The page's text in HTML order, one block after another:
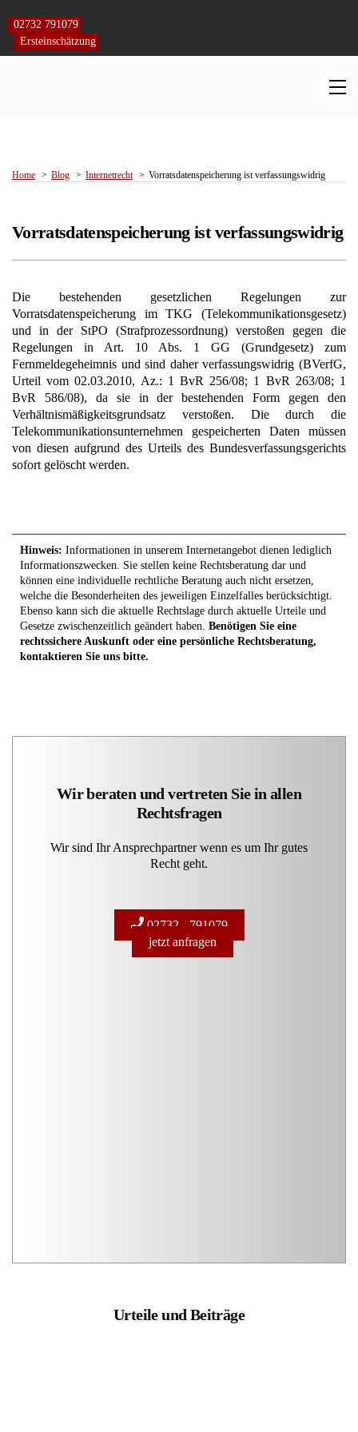
content
02732 791079
Ersteinschätzung
Home Blog Internetrecht Vorratsdatenspeicherung ist verfassungswidrig
Vorratsdatenspeicherung ist verfassungswidrig
Die bestehenden gesetzlichen Regelungen zur
Vorratsdatenspeicherung im TKG (Telekommunikationsgesetz)
und in der StPO (Strafprozessordnung) verstoßen gegen die
Regelungen in Art. 10 Abs. 1 GG (Grundgesetz) zum
Fernmeldegeheimnis und sind daher verfassungswidrig (BVerfG,
Urteil vom 02.03.2010, Az.: 1 BvR 256/08; 1 BvR 263/08; 1
BvR 586/08), da sie in der bestehenden Form gegen den
Verhältnismäßigkeitsgrundsatz verstoßen. Die durch die
Telekommunikationsunternehmen gespeicherten Daten müssen
von diesen aufgrund des Urteils des Bundesverfassungsgerichts
sofort gelöscht werden.
Hinweis: Informationen in unserem Internetangebot dienen lediglich
Informationszwecken. Sie stellen keine Rechtsberatung dar und
können eine individuelle rechtliche Beratung auch nicht ersetzen,
welche die Besonderheiten des jeweiligen Einzelfalles berücksichtigt.
Ebenso kann sich die aktuelle Rechtslage durch aktuelle Urteile und
Gesetze zwischenzeitlich geändert haben. Benötigen Sie eine
rechtssichere Auskunft oder eine persönliche Rechtsberatung,
kontaktieren Sie uns bitte.
Wir beraten und vertreten Sie in allen
Rechtsfragen
Wir sind Ihr Ansprechpartner wenn es um Ihr gutes
Recht geht.
02732 - 791079
jetzt anfragen
Urteile und Beiträge